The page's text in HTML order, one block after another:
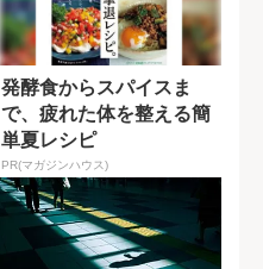
発酵食からスパイスま
で、疲れた体を整える簡
単夏レシピ
PR(マガジンハウス)